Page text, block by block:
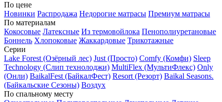
По цене
Новинки Распродажа Недорогие матрасы Премиум матрасы
По материалам
Кокосовые Латексные Из термовойлока Пенополиуретановые
Боннель Хлопоковые Жаккардовые Трикотажные
Серии
Lake Forest (Озёрный лес) Just (Просто) Comfy (Комфи) Sleep
Technology (Слип технолоджи) MultiFlex (МультиФлекс) Only
(Онли) BaikalFest (БайкалФест) Resort (Резорт) Baikal Seasons.
(Байкальские Сезоны) Воздух
По спальному месту